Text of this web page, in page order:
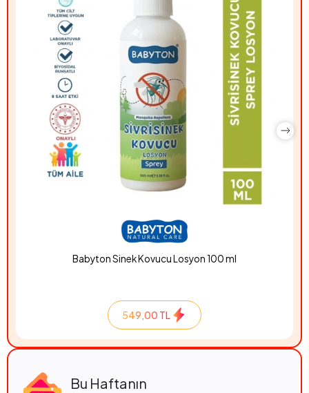
Babyton Sinek Kovucu Losyon 100 ml
549,00 TL
Bu Haftanın